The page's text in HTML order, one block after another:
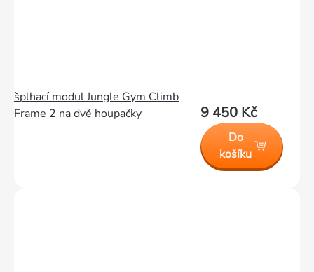
šplhací modul Jungle Gym Climb
Frame 2 na dvě houpačky
9 450 Kč
Do
košíku